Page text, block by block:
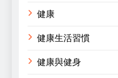
健康
健康生活習慣
健康與健身